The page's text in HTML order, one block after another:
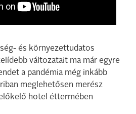
és környezettudatos
változatait ma már egyre
a pandémia még inkább
meglehetősen merész
hotel éttermében